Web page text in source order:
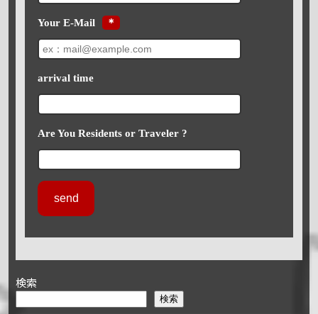
Your E-Mail ＊
arrival time
Are You Residents or Traveler ?
検索
検索